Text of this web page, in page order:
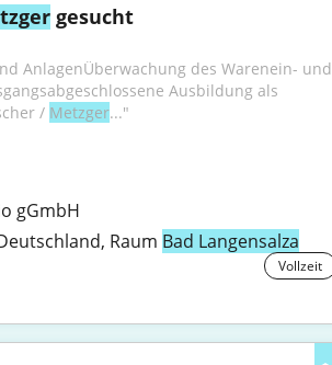
gesucht
AnlagenÜberwachung des Warenein- und
Ausbildung als
/ Metzger..."
gGmbH
Raum Bad Langensalza
Vollzeit